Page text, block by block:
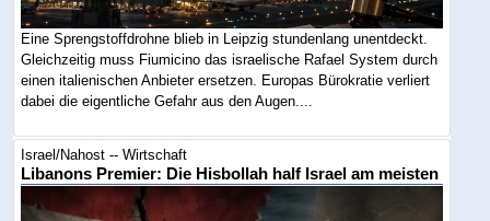
Eine Sprengstoffdrohne blieb in Leipzig stundenlang unentdeckt.
Gleichzeitig muss Fiumicino das israelische Rafael System durch
einen italienischen Anbieter ersetzen. Europas Bürokratie verliert
dabei die eigentliche Gefahr aus den Augen....
Israel/Nahost -- Wirtschaft
Libanons Premier: Die Hisbollah half Israel am meisten